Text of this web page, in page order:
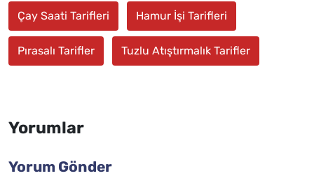
Çay Saati Tarifleri Hamur İşi Tarifleri
Pırasalı Tarifler Tuzlu Atıştırmalık Tarifler
Yorumlar
Yorum Gönder